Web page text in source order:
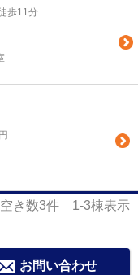
歩11分
き数3件 1-3棟表示
お問い合わせ